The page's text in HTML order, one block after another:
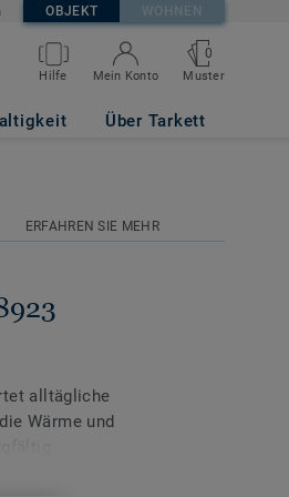
OBJEKT WOHNEN
Hilfe Mein Konto
0
Muster
Über Tarkett
ERFAHREN SIE MEHR
alltägliche
Wärme und
Verbindung